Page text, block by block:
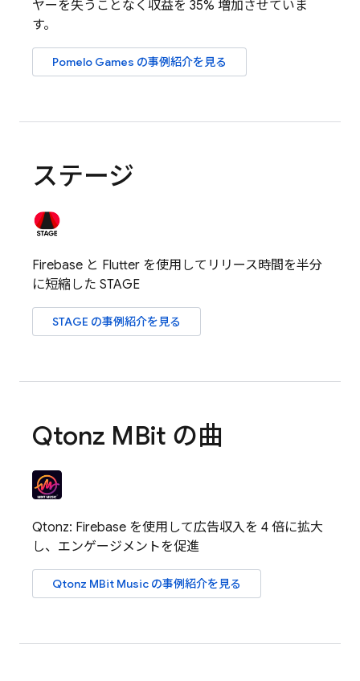
ヤーを失うことなく収益を 35% 増加させていま
す。
Pomelo Games の事例紹介を見る
ステージ
Firebase と Flutter を使用してリリース時間を半分
に短縮した STAGE
STAGE の事例紹介を見る
Qtonz MBit の曲
Qtonz: Firebase を使用して広告収入を 4 倍に拡大
し、エンゲージメントを促進
Qtonz MBit Music の事例紹介を見る